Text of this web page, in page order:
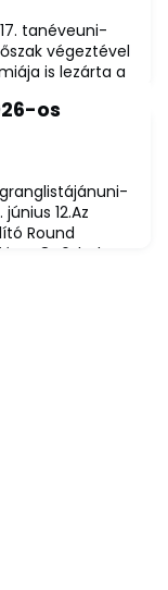
tanéveuni-
végeztével
is lezárta a
a
kínálatát.A
os
12.Az
Round
a 846. helyen,